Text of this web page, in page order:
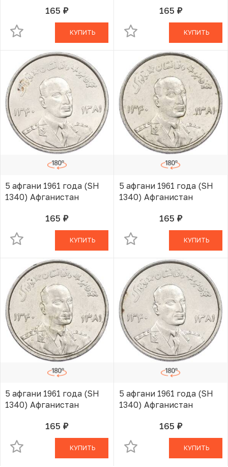
165 руб.В КОРЗИНЕ
КУПИТЬ
165 руб.В КОРЗИНЕ
КУПИТЬ
5 афгани 1961 года (SH
1340) Афганистан
165 руб.В КОРЗИНЕ
КУПИТЬ
5 афгани 1961 года (SH
1340) Афганистан
165 руб.В КОРЗИНЕ
КУПИТЬ
5 афгани 1961 года (SH
1340) Афганистан
165 руб.В КОРЗИНЕ
КУПИТЬ
5 афгани 1961 года (SH
1340) Афганистан
165 руб.В КОРЗИНЕ
КУПИТЬ